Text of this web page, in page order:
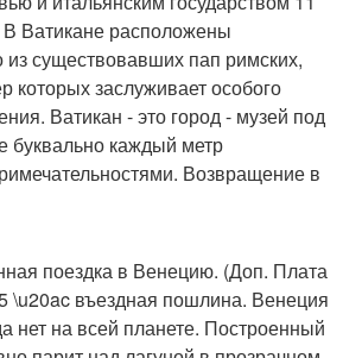
Ватикане расположены
из существовавших пап римских,
которых заслуживает особого
Ватикан - это город - музей под
буквально каждый метр
Возвращение в
поездка в Венецию. (Доп. Плата
\u20ac въездная пошлина. Венеция
нет на всей планете. Построенный